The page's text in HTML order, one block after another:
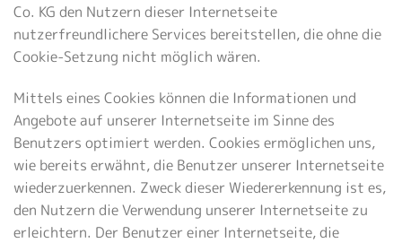
Co. KG den Nutzern dieser Internetseite
nutzerfreundlichere Services bereitstellen, die ohne die
Cookie-Setzung nicht möglich wären.
Mittels eines Cookies können die Informationen und
Angebote auf unserer Internetseite im Sinne des
Benutzers optimiert werden. Cookies ermöglichen uns,
wie bereits erwähnt, die Benutzer unserer Internetseite
wiederzuerkennen. Zweck dieser Wiedererkennung ist es,
den Nutzern die Verwendung unserer Internetseite zu
erleichtern. Der Benutzer einer Internetseite, die